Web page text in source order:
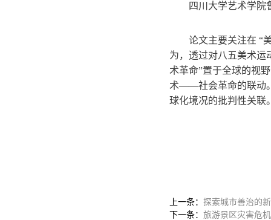
四川大学艺术学院
论文主要关注在 “
为，透过对八五美术运
术革命”置于全球的视
术——社会革命的联动
球化境况的批判性关联
上一条： 探索城市善治的
下一条： 旅游景区灾害危